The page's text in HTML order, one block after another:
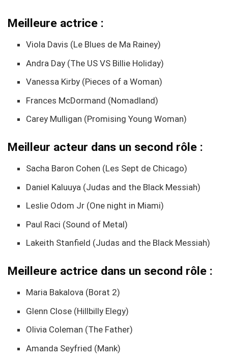
Meilleure actrice :
Viola Davis (Le Blues de Ma Rainey)
Andra Day (The US VS Billie Holiday)
Vanessa Kirby (Pieces of a Woman)
Frances McDormand (Nomadland)
Carey Mulligan (Promising Young Woman)
Meilleur acteur dans un second rôle :
Sacha Baron Cohen (Les Sept de Chicago)
Daniel Kaluuya (Judas and the Black Messiah)
Leslie Odom Jr (One night in Miami)
Paul Raci (Sound of Metal)
Lakeith Stanfield (Judas and the Black Messiah)
Meilleure actrice dans un second rôle :
Maria Bakalova (Borat 2)
Glenn Close (Hillbilly Elegy)
Olivia Coleman (The Father)
Amanda Seyfried (Mank)